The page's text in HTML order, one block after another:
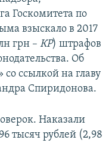
Госкомитета по
взыскало в 2017
грн – КР) штрафов
Об
ссылкой на главу
Спиридонова.
Наказали
тысяч рублей (2,98